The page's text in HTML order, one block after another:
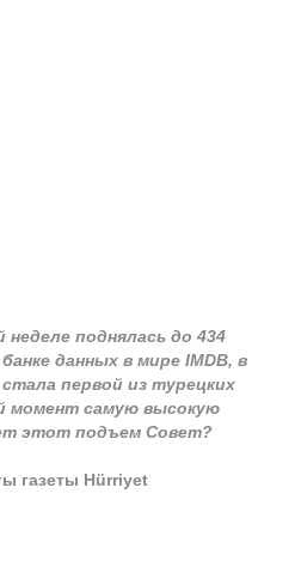
неделе поднялась до 434
данных в мире IMDB, в
стала первой из турецких
момент самую высокую
этот подъем Совет?
газеты Hürriyet